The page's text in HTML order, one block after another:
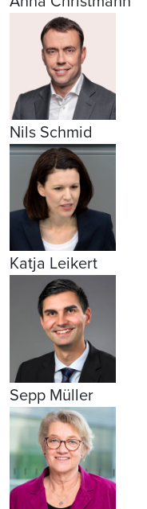
Nils Schmid
Katja Leikert
Sepp Müller